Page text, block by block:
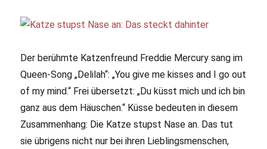
Der berühmte Katzenfreund Freddie Mercury sang im
Queen-Song „Delilah“: „You give me kisses and I go out
of my mind.“ Frei übersetzt: „Du küsst mich und ich bin
ganz aus dem Häuschen.“ Küsse bedeuten in diesem
Zusammenhang: Die Katze stupst Nase an. Das tut
sie übrigens nicht nur bei ihren Lieblingsmenschen,